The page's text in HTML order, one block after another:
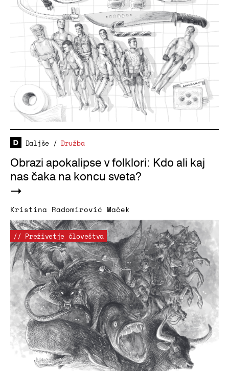
Daljše / Družba
Obrazi apokalipse v folklori: Kdo ali kaj
nas čaka na koncu sveta?
Kristina Radomirović Maček
// Preživetje človeštva